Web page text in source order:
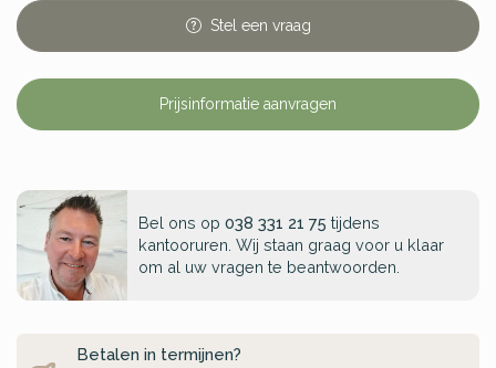
Stel een vraag
Prijsinformatie aanvragen
Bel ons op 038 331 21 75 tijdens
kantooruren. Wij staan graag voor u klaar
om al uw vragen te beantwoorden.
Betalen in termijnen?